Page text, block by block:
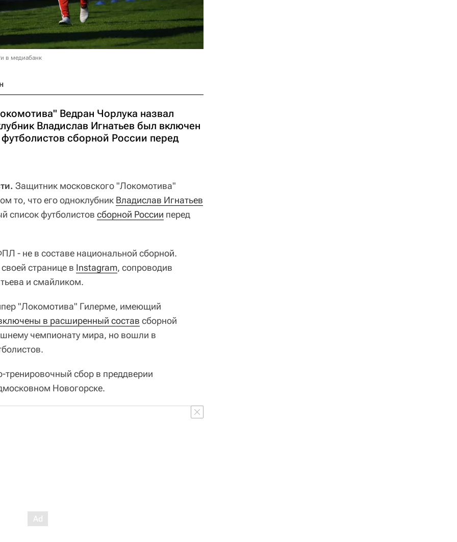
в медиабанк
Ведран Чорлука назвал
Владислав Игнатьев был включен
сборной России перед
Защитник московского "Локомотива"
то, что его одноклубник Владислав Игнатьев
список футболистов сборной России перед
- не в составе национальной сборной.
странице в Instagram, сопроводив
и смайликом.
"Локомотива" Гилерме, имеющий
в расширенный состав сборной
чемпионату мира, но вошли в
тренировочный сбор в преддверии
Новогорске.